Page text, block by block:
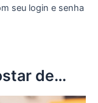
seu login e senha
de…